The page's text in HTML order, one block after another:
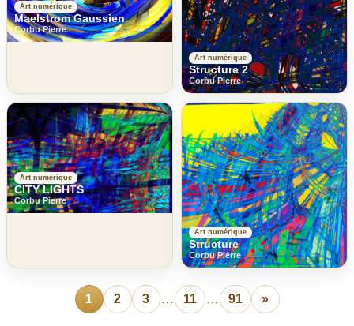
Art numérique
Maelstrom Gaussien
Corbu Pierre
Art numérique
Structure 2
Corbu Pierre
Art numérique
CITY LIGHTS
Corbu Pierre
Art numérique
Structure
Corbu Pierre
1 2 3 … 11 … 91 »